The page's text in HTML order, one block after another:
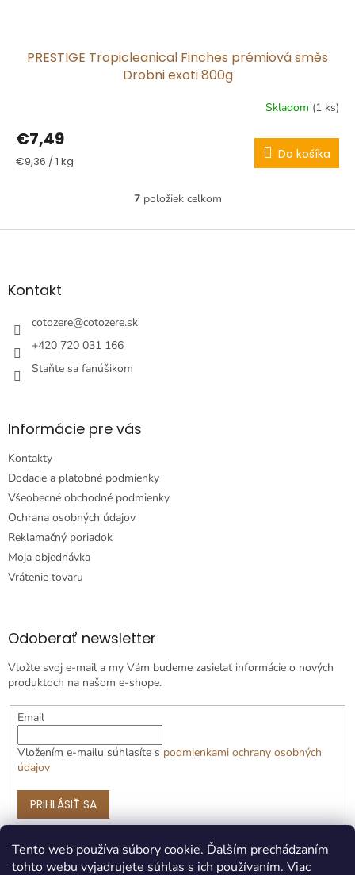
Tento web používa súbory cookie. Ďalším prechádzaním
tohto webu vyjadrujete súhlas s ich používaním. Viac
PRESTIGE Tropicleanical Finches prémiová směs
Drobni exoti 800g
Skladom (1 ks)
€7,49
Jednotková
€9,36 / 1 kg Do košíka
O
l
7položiek celkom
Z
äKontakt
cotozere@cotozere.sk
+420 720 031 166
Staňte sa fanúšikom
Informácie pre vás
Kontakty
Dodacie a platobné podmienky
Všeobecné obchodné podmienky
Ochrana osobných údajov
Reklamačný poriadok
Moja objednávka
Vrátenie tovaru
Odoberať newsletter
Vložte svoj e-mail a my Vám budeme zasielať informácie o nových
produktoch na našom e-shope.
Email
Vložením e-mailu súhlasíte s podmienkami ochrany osobných
údajov
PRIHLÁSIŤ SA